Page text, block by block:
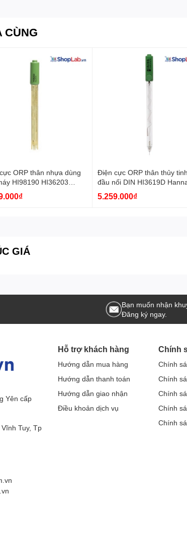
CÙNG
ORP thân nhựa dùng
HI98190 HI36203
Điện cực ORP thân thủy tinh,
đầu nối DIN HI3619D
5.259.000₫
GIÁ
Bạn muốn nhận
Đăng ký ngay.
Yên cấp
Tuy, Tp
Hỗ trợ khách hàng
Hướng dẫn mua hàng
Hướng dẫn thanh toán
Hướng dẫn giao nhận
Điều khoản dịch vụ
Chính
Chính
Chính
Chính
Chính
Chính